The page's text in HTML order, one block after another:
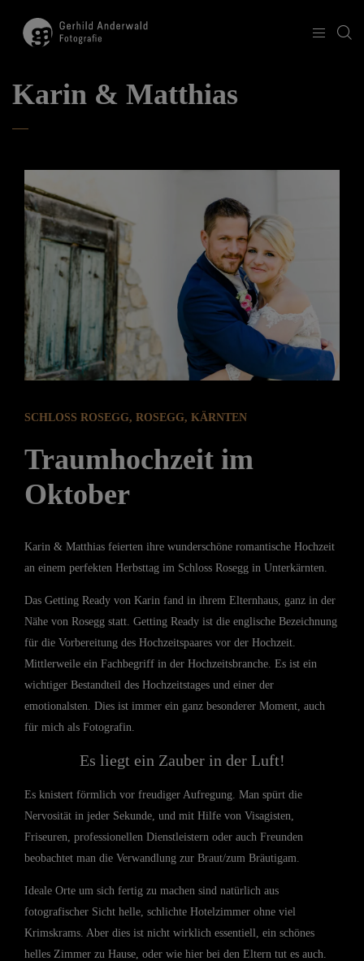
Karin & Matthias
SCHLOSS ROSEGG, ROSEGG, KÄRNTEN
Traumhochzeit im
Oktober
Karin & Matthias feierten ihre wunderschöne romantische Hochzeit
an einem perfekten Herbsttag im Schloss Rosegg in Unterkärnten.
Das Getting Ready von Karin fand in ihrem Elternhaus, ganz in der
Nähe von Rosegg statt. Getting Ready ist die englische Bezeichnung
für die Vorbereitung des Hochzeitspaares vor der Hochzeit.
Mittlerweile ein Fachbegriff in der Hochzeitsbranche. Es ist ein
wichtiger Bestandteil des Hochzeitstages und einer der
emotionalsten. Dies ist immer ein ganz besonderer Moment, auch
für mich als Fotografin.
Es liegt ein Zauber in der Luft!
Es knistert förmlich vor freudiger Aufregung. Man spürt die
Nervosität in jeder Sekunde, und mit Hilfe von Visagisten,
Friseuren, professionellen Dienstleistern oder auch Freunden
beobachtet man die Verwandlung zur Braut/zum Bräutigam.
Ideale Orte um sich fertig zu machen sind natürlich aus
fotografischer Sicht helle, schlichte Hotelzimmer ohne viel
Krimskrams. Aber dies ist nicht wirklich essentiell, ein schönes
helles Zimmer zu Hause, oder wie hier bei den Eltern tut es auch.